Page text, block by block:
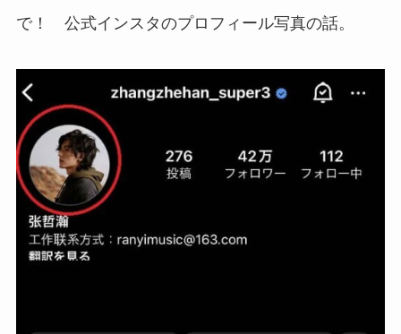
で！ 公式インスタのプロフィール写真の話。